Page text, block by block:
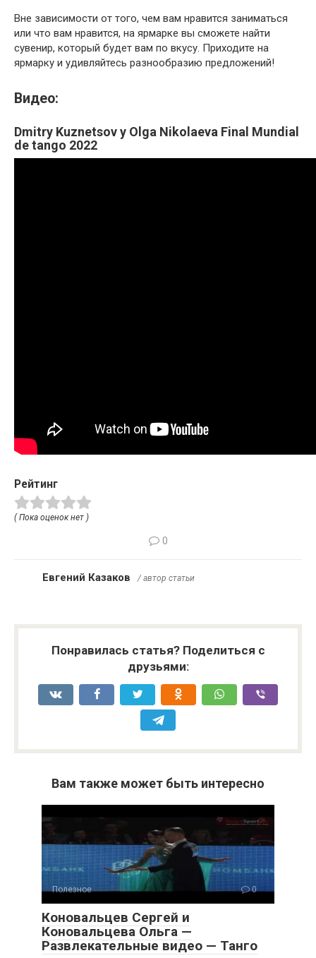
Вне зависимости от того, чем вам нравится заниматься
или что вам нравится, на ярмарке вы сможете найти
сувенир, который будет вам по вкусу. Приходите на
ярмарку и удивляйтесь разнообразию предложений!
Видео:
Dmitry Kuznetsov y Olga Nikolaeva Final Mundial
de tango 2022
Рейтинг
( Пока оценок нет )
0
Евгений Казаков / автор статьи
Понравилась статья? Поделиться с
друзьями:
Вам также может быть интересно
Полезное 0
Коновальцев Сергей и
Коновальцева Ольга —
Развлекательные видео — Танго